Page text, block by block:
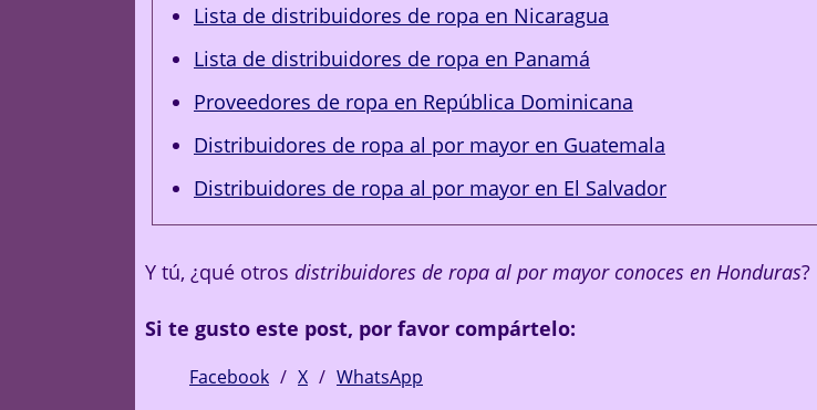
Lista de distribuidores de ropa en Nicaragua
Lista de distribuidores de ropa en Panamá
Proveedores de ropa en República Dominicana
Distribuidores de ropa al por mayor en Guatemala
Distribuidores de ropa al por mayor en El Salvador
Y tú, ¿qué otros distribuidores de ropa al por mayor conoces en Honduras?
Si te gusto este post, por favor compártelo:
Facebook X WhatsApp